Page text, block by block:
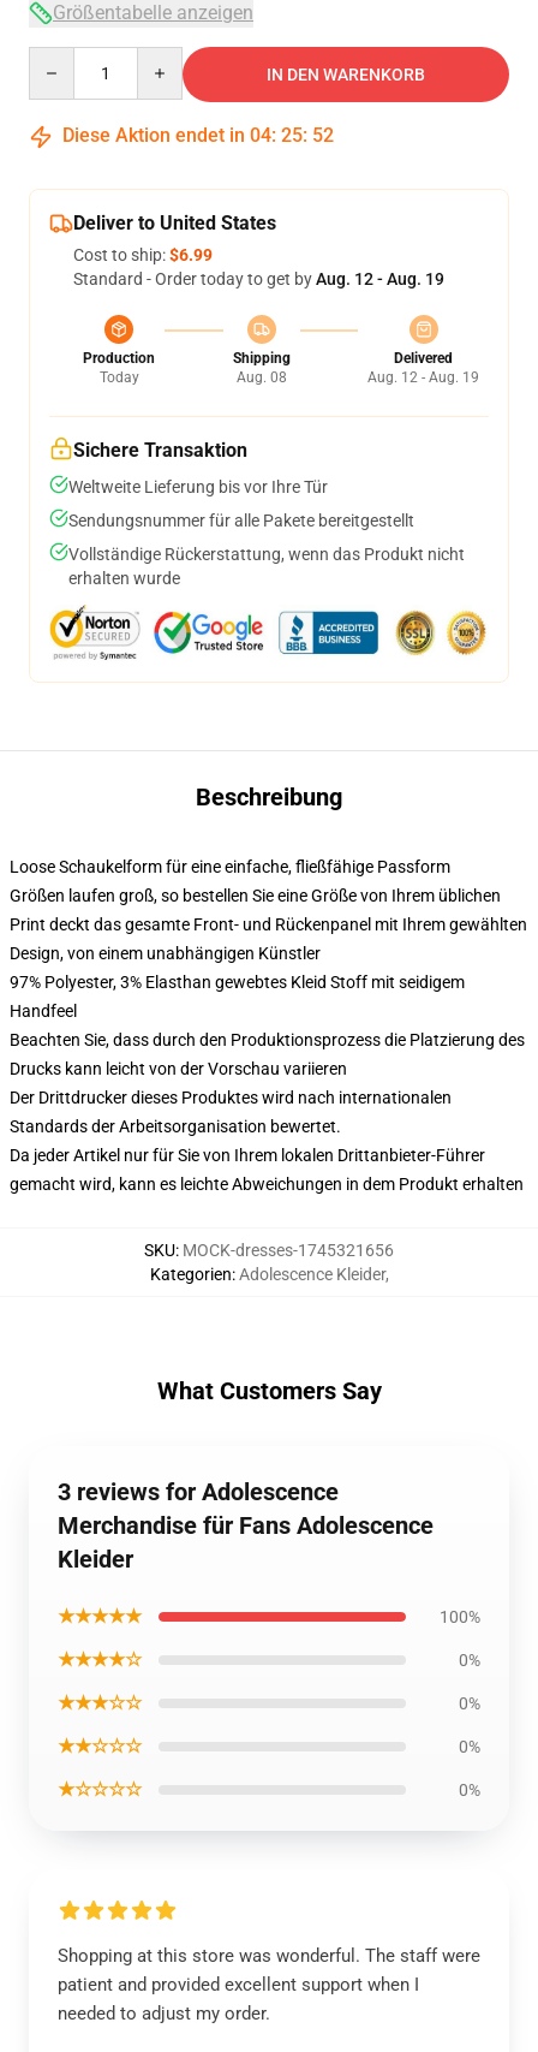
Größentabelle anzeigen
IN DEN WARENKORB
Diese Aktion endet in 04: 25: 51
Deliver to United States
Cost to ship:$6.99
Standard - Order today to get byAug. 12 - Aug. 19
Production
Today
Shipping
Aug. 08
Delivered
Aug. 12 - Aug. 19
Sichere Transaktion
Weltweite Lieferung bis vor Ihre Tür
Sendungsnummer für alle Pakete bereitgestellt
Vollständige Rückerstattung, wenn das Produkt nicht
erhalten wurde
Beschreibung
Loose Schaukelform für eine einfache, fließfähige Passform
Größen laufen groß, so bestellen Sie eine Größe von Ihrem üblichen
Print deckt das gesamte Front- und Rückenpanel mit Ihrem gewählten
Design, von einem unabhängigen Künstler
97% Polyester, 3% Elasthan gewebtes Kleid Stoff mit seidigem
Handfeel
Beachten Sie, dass durch den Produktionsprozess die Platzierung des
Drucks kann leicht von der Vorschau variieren
Der Drittdrucker dieses Produktes wird nach internationalen
Standards der Arbeitsorganisation bewertet.
Da jeder Artikel nur für Sie von Ihrem lokalen Drittanbieter-Führer
gemacht wird, kann es leichte Abweichungen in dem Produkt erhalten
SKU: MOCK-dresses-1745321656
Kategorien:Adolescence Kleider,
What Customers Say
3 reviews for Adolescence
Merchandise für Fans Adolescence
Kleider
★★★★★ 100%
★★★★☆ 0%
★★★☆☆ 0%
★★☆☆☆ 0%
★☆☆☆☆ 0%
Shopping at this store was wonderful. The staff were
patient and provided excellent support when I
needed to adjust my order.